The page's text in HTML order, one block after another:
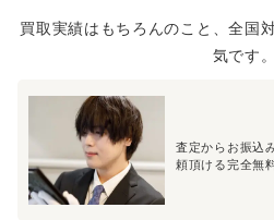
買取実績はもちろんのこと、全国
気です。
査定からお振込
頼頂ける完全無